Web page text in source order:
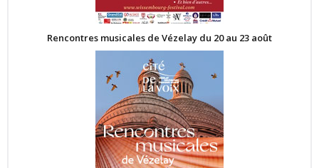
Rencontres musicales de Vézelay du 20 au 23 août